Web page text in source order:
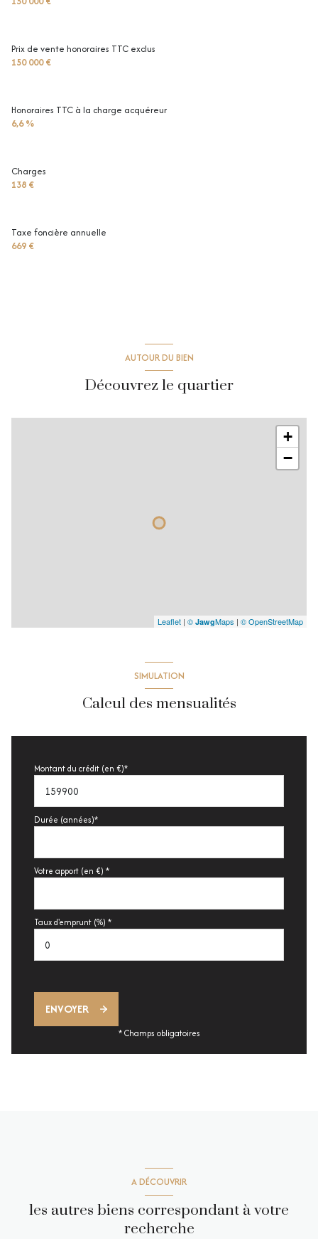
Prix de vente honoraires TTC exclus
150 000 €
Honoraires TTC à la charge acquéreur
6,6 %
Charges
138 €
Taxe foncière annuelle
669 €
AUTOUR DU BIEN
Découvrez le quartier
+
−
Leaflet | © JawgMaps | © OpenStreetMap
SIMULATION
Calcul des mensualités
Montant du crédit (en €)*
Durée (années)*
Votre apport (en €) *
Taux d'emprunt (%) *
ENVOYER
* Champs obligatoires
A DÉCOUVRIR
les autres biens correspondant à votre
recherche